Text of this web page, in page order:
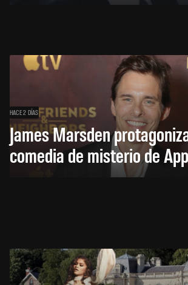
HACE 2 DÍAS
James Marsden
comedia de misterio de